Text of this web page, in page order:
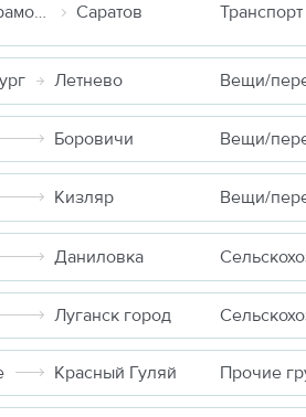
Москва (д Абрамовка) Саратов
Летнево Вещи/
Боровичи Вещи/
Кизляр Вещи/
Даниловка
Луганск город
Красный Гуляй Прочие